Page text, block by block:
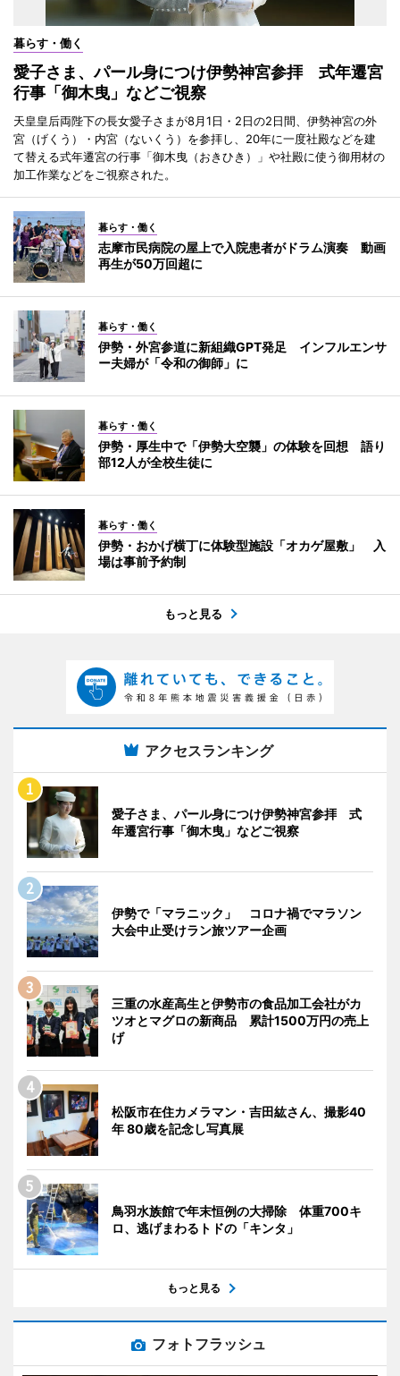
暮らす・働く
愛子さま、パール身につけ伊勢神宮参拝 式年遷宮
行事「御木曳」などご視察
天皇皇后両陛下の長女愛子さまが8月1日・2日の2日間、伊勢神宮の外
宮（げくう）・内宮（ないくう）を参拝し、20年に一度社殿などを建
て替える式年遷宮の行事「御木曳（おきひき）」や社殿に使う御用材の
加工作業などをご視察された。
暮らす・働く
志摩市民病院の屋上で入院患者がドラム演奏 動画
再生が50万回超に
暮らす・働く
伊勢・外宮参道に新組織GPT発足 インフルエンサ
ー夫婦が「令和の御師」に
暮らす・働く
伊勢・厚生中で「伊勢大空襲」の体験を回想 語り
部12人が全校生徒に
暮らす・働く
伊勢・おかげ横丁に体験型施設「オカゲ屋敷」 入
場は事前予約制
もっと見る
アクセスランキング
愛子さま、パール身につけ伊勢神宮参拝 式
年遷宮行事「御木曳」などご視察
伊勢で「マラニック」 コロナ禍でマラソン
大会中止受けラン旅ツアー企画
三重の水産高生と伊勢市の食品加工会社がカ
ツオとマグロの新商品 累計1500万円の売上
げ
松阪市在住カメラマン・吉田紘さん、撮影40
年 80歳を記念し写真展
鳥羽水族館で年末恒例の大掃除 体重700キ
ロ、逃げまわるトドの「キンタ」
もっと見る
フォトフラッシュ